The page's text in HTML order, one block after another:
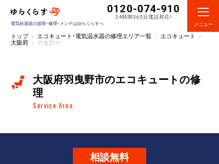
電気給湯器の故障・修理・メンテはゆらくらすへ
0120-074-910
24時間365日電話対応!
メニュー
トップ エコキュート・電気温水器の修理エリア一覧 エコキュート
大阪府 羽曳野市
大阪府羽曳野市のエコキュートの修
理
Service Area
相談無料